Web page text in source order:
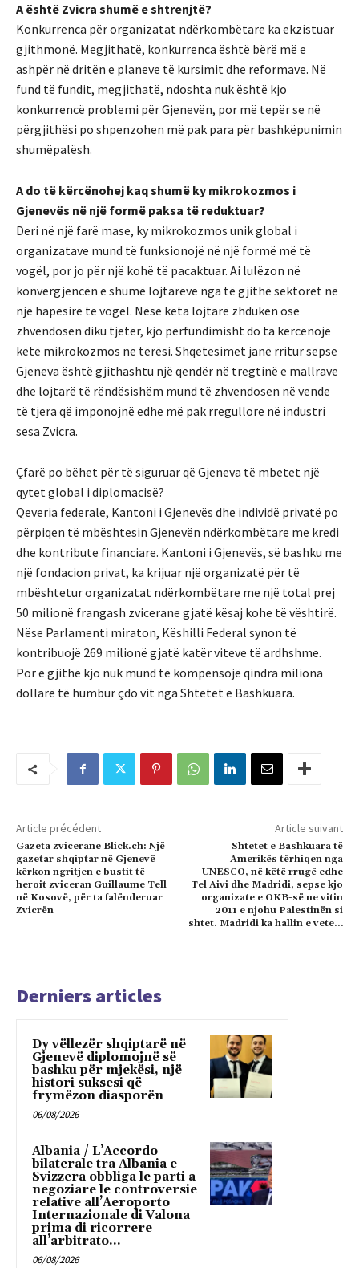
A është Zvicra shumë e shtrenjtë?
Konkurrenca për organizatat ndërkombëtare ka ekzistuar
gjithmonë. Megjithatë, konkurrenca është bërë më e
ashpër në dritën e planeve të kursimit dhe reformave. Në
fund të fundit, megjithatë, ndoshta nuk është kjo
konkurrencë problemi për Gjenevën, por më tepër se në
përgjithësi po shpenzohen më pak para për bashkëpunimin
shumëpalësh.
A do të kërcënohej kaq shumë ky mikrokozmos i
Gjenevës në një formë paksa të reduktuar?
Deri në një farë mase, ky mikrokozmos unik global i
organizatave mund të funksionojë në një formë më të
vogël, por jo për një kohë të pacaktuar. Ai lulëzon në
konvergjencën e shumë lojtarëve nga të gjithë sektorët në
një hapësirë të vogël. Nëse këta lojtarë zhduken ose
zhvendosen diku tjetër, kjo përfundimisht do ta kërcënojë
këtë mikrokozmos në tërësi. Shqetësimet janë rritur sepse
Gjeneva është gjithashtu një qendër në tregtinë e mallrave
dhe lojtarë të rëndësishëm mund të zhvendosen në vende
të tjera që imponojnë edhe më pak rregullore në industri
sesa Zvicra.
Çfarë po bëhet për të siguruar që Gjeneva të mbetet një
qytet global i diplomacisë?
Qeveria federale, Kantoni i Gjenevës dhe individë privatë po
përpiqen të mbështesin Gjenevën ndërkombëtare me kredi
dhe kontribute financiare. Kantoni i Gjenevës, së bashku me
një fondacion privat, ka krijuar një organizatë për të
mbështetur organizatat ndërkombëtare me një total prej
50 milionë frangash zvicerane gjatë kësaj kohe të vështirë.
Nëse Parlamenti miraton, Këshilli Federal synon të
kontribuojë 269 milionë gjatë katër viteve të ardhshme.
Por e gjithë kjo nuk mund të kompensojë qindra miliona
dollarë të humbur çdo vit nga Shtetet e Bashkuara.
Article précédent
Gazeta zvicerane Blick.ch: Një
gazetar shqiptar në Gjenevë
kërkon ngritjen e bustit të
heroit zviceran Guillaume Tell
në Kosovë, për ta falënderuar
Zvicrën
Article suivant
Shtetet e Bashkuara të
Amerikës tërhiqen nga
UNESCO, në këtë rrugë edhe
Tel Aivi dhe Madridi, sepse kjo
organizate e OKB-së ne vitin
2011 e njohu Palestinën si
shtet. Madridi ka hallin e vete…
Derniers articles
Dy vëllezër shqiptarë në
Gjenevë diplomojnë së
bashku për mjekësi, një
histori suksesi që
frymëzon diasporën
06/08/2026
Albania / L’Accordo
bilaterale tra Albania e
Svizzera obbliga le parti a
negoziare le controversie
relative all’Aeroporto
Internazionale di Valona
prima di ricorrere
all’arbitrato...
06/08/2026